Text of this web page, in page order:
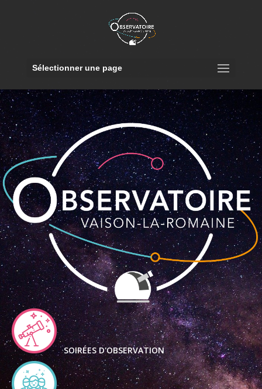
Sélectionner une page
SOIRÉES D'OBSERVATION